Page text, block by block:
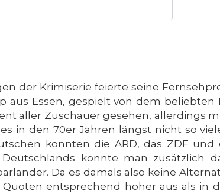
der Krimiserie feierte seine
aus Essen, gespielt von dem beliebten
aller Zuschauer gesehen, allerdings
in den 70er Jahren längst nicht so
konnten die ARD, das ZDF
konnte man zusätzlich
Da es damals also keine
entsprechend höher aus als in